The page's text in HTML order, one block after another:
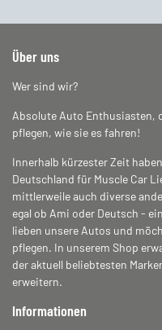
Über uns
Wer sind wir?
Absolute Auto Enthusiasten,
pflegen, wie sie es fahren!
Innerhalb kürzester Zeit
Deutschland für Muscle Car
mittlerweile auch diverse
egal ob Ami oder Deutsch -
lieben unsere Autos und
pflegen. In unserem Shop
der aktuell beliebtesten
erweitern.
Informationen